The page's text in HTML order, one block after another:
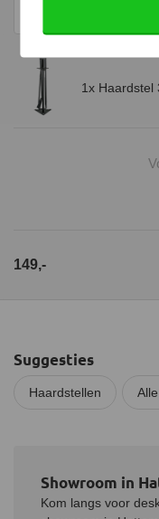
1x Haardstel
149,-
Suggesties
Haardstellen
Showroom in
Kom langs voor